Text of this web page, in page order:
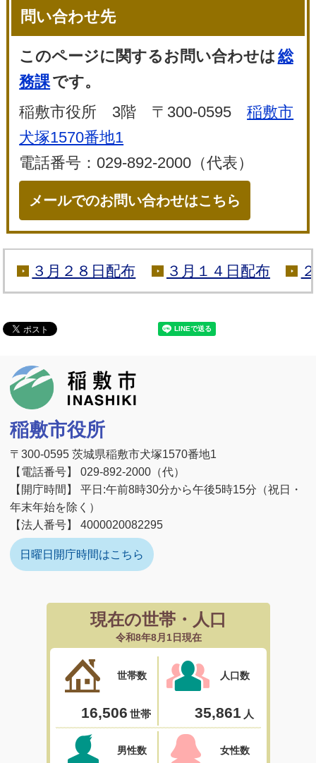
問い合わせ先
このページに関するお問い合わせは総
務課です。
稲敷市役所 3階 〒300-0595稲敷市
犬塚1570番地1
電話番号：029-892-2000（代表）
メールでのお問い合わせはこちら
３月２８日配布 ３月１４日配布
稲敷市役所
〒300-0595 茨城県稲敷市犬塚1570番地1
【電話番号】 029-892-2000（代）
【開庁時間】 平日:午前8時30分から午後5時15分（祝日・
年末年始を除く）
【法人番号】 4000020082295
日曜日開庁時間はこちら